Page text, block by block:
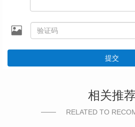
提交
相关推荐
RELATED TO